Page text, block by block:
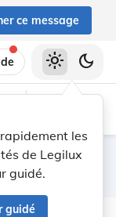
ce message
les
de Legilux
guidé.
guidé
light_mode dark_mode